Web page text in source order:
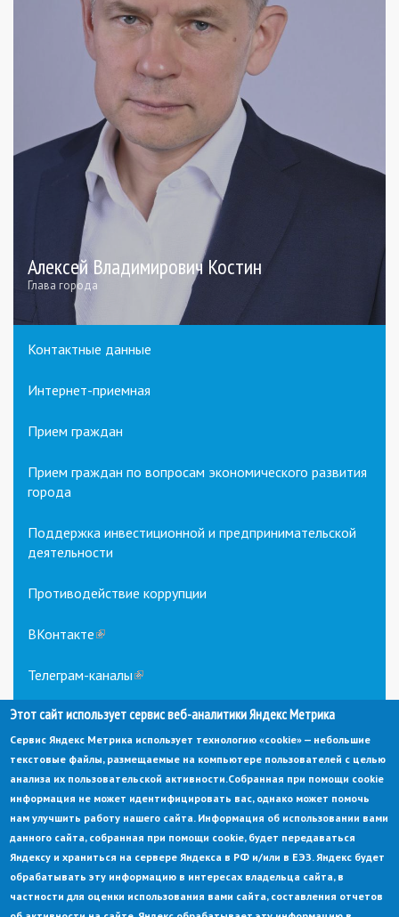
Алексей Владимирович Костин
Глава города
Контактные данные
Интернет-приемная
Прием граждан
Прием граждан по вопросам экономического развития
города
Поддержка инвестиционной и предпринимательской
деятельности
Противодействие коррупции
ВКонтакте(link
external)
Телеграм-каналы(link
external)
© Администрация города Заречный
Электронная почта:
adm@zarechny.zato.ru
sends
e-
mail)
Пензенская обл, г. Заречный, пр-кт. 30-летия Победы, д. 27, 442960
Этот сайт использует сервис веб-аналитики Яндекс Метрика
Сервис Яндекс Метрика использует технологию «cookie» — небольшие
текстовые файлы, размещаемые на компьютере пользователей с целью
анализа их пользовательской активности.Собранная при помощи cookie
информация не может идентифицировать вас, однако может помочь
нам улучшить работу нашего сайта. Информация об использовании вами
данного сайта, собранная при помощи cookie, будет передаваться
Яндексу и храниться на сервере Яндекса в РФ и/или в ЕЭЗ. Яндекс будет
обрабатывать эту информацию в интересах владельца сайта, в
частности для оценки использования вами сайта, составления отчетов